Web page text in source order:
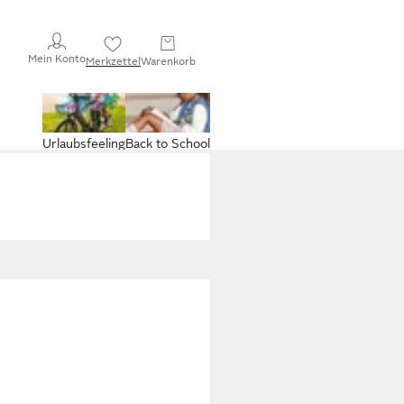
Mein KontoMerkzettelWarenkorb
Back to School
Urlaubsfeeling